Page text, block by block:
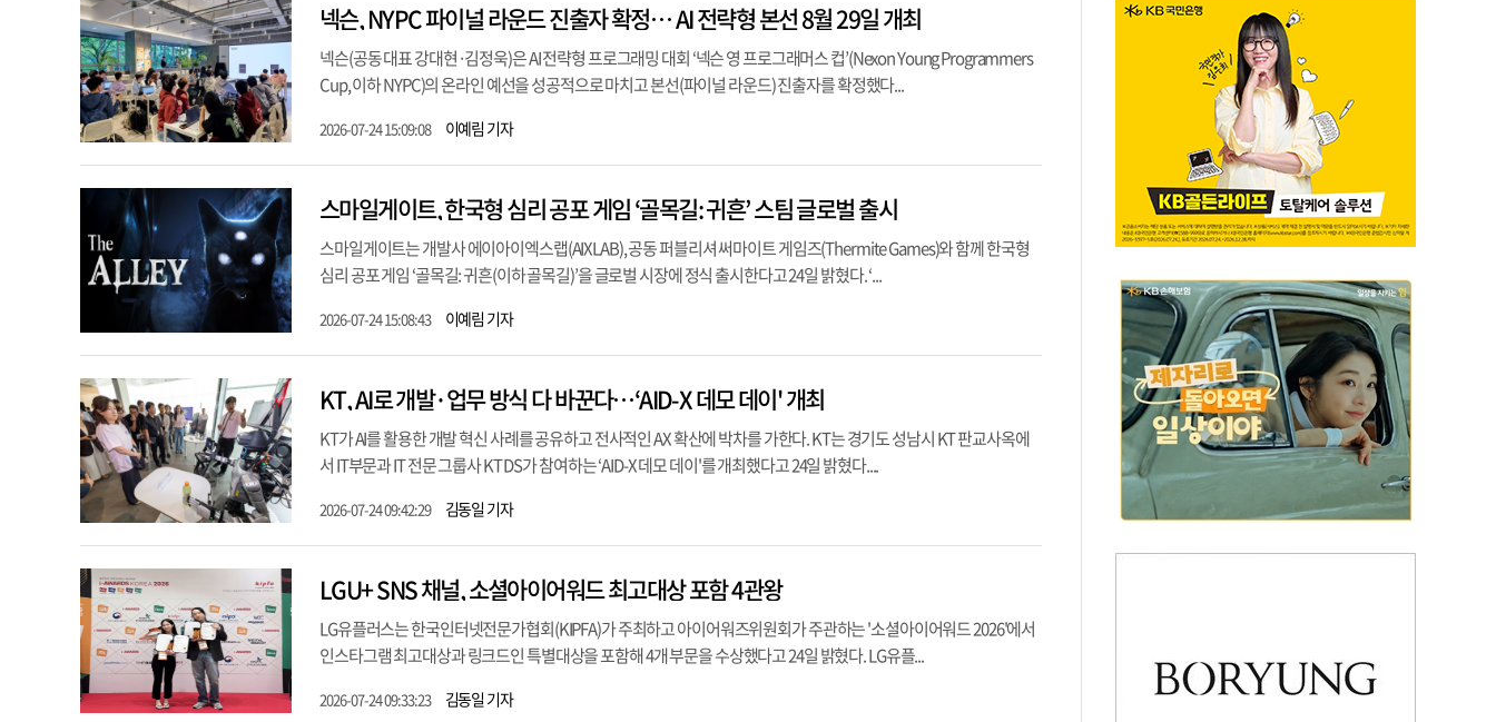
넥슨, NYPC 파이널 라운드 진출자 확정… AI 전략형 본선 8월 29일 개최
넥슨(공동 대표 강대현·김정욱)은 AI 전략형 프로그래밍 대회 ‘넥슨 영 프로그래머스 컵’(Nexon Young Programmers
Cup, 이하 NYPC)의 온라인 예선을 성공적으로 마치고 본선(파이널 라운드) 진출자를 확정했다...
2026-07-24 15:09:08 이예림 기자
스마일게이트, 한국형 심리 공포 게임 ‘골목길: 귀흔’ 스팀 글로벌 출시
스마일게이트는 개발사 에이아이엑스랩(AIXLAB), 공동 퍼블리셔 써마이트 게임즈(Thermite Games)와 함께 한국형
심리 공포 게임 ‘골목길: 귀흔(이하 골목길)’을 글로벌 시장에 정식 출시한다고 24일 밝혔다. ‘...
2026-07-24 15:08:43 이예림 기자
KT, AI로 개발·업무 방식 다 바꾼다…‘AID-X 데모 데이' 개최
KT가 AI를 활용한 개발 혁신 사례를 공유하고 전사적인 AX 확산에 박차를 가한다. KT는 경기도 성남시 KT 판교사옥에
서 IT부문과 IT 전문 그룹사 KT DS가 참여하는 ‘AID-X 데모 데이'를 개최했다고 24일 밝혔다....
2026-07-24 09:42:29 김동일 기자
LGU+ SNS 채널, 소셜아이어워드 최고대상 포함 4관왕
LG유플러스는 한국인터넷전문가협회(KIPFA)가 주최하고 아이어워즈위원회가 주관하는 '소셜아이어워드 2026'에서
인스타그램 최고대상과 링크드인 특별대상을 포함해 4개 부문을 수상했다고 24일 밝혔다. LG유플...
2026-07-24 09:33:23 김동일 기자